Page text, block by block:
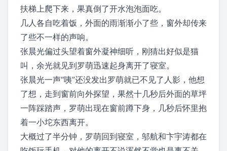
扶梯上爬下来，果真倒了开水泡泡面吃。
几人各自吃着饭，外面的雨渐渐小了些，窗外却传来
了些不一样的声响。
张晨光偏过头望着窗外凝神细听，刚猜出好似是猫
叫，余光就见到罗萌迅速起身离开了寝室。
张晨光一声“咦”还没发出罗萌就已不见了人影，他想
了想，走到窗前向外探望，果然十几秒后外面的草坪
一阵踩踏声，罗萌出现在窗前蹲下身，几秒后怀里抱
着一小坨东西离开。
大概过了半分钟，罗萌回到寝室，邬航和卞宇涛都在